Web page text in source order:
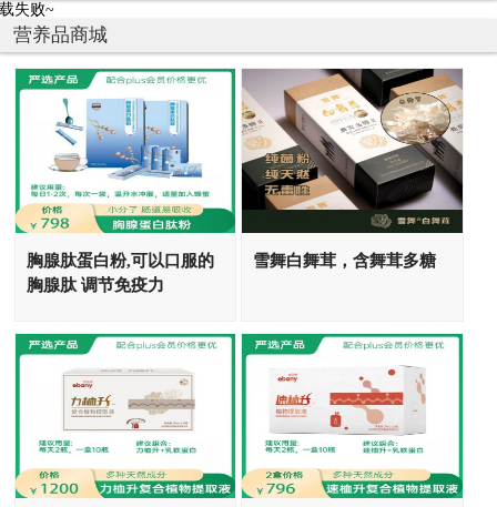
失败~
营养品商城
胸腺肽蛋白粉,可以口服的
胸腺肽 调节免疫力
雪舞白舞茸，含舞茸多糖